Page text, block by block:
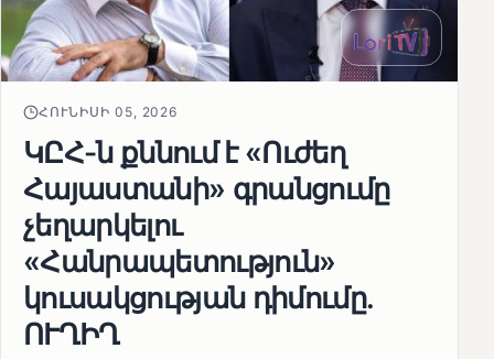
ՀՈՒՆԻՍԻ 05, 2026
ԿԸՀ-ն քննում է «Ուժեղ
Հայաստանի» գրանցումը
չեղարկելու
«Հանրապետություն»
կուսակցության դիմումը.
ՈՒՂԻՂ